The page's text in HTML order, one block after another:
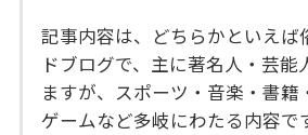
記事内容は、どちらかといえば
ドブログで、主に著名人・芸能
ますが、スポーツ・音楽・書籍
ゲームなど多岐にわたる内容で